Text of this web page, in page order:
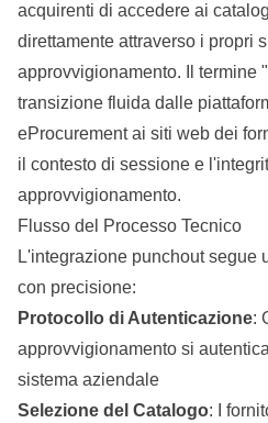
acquirenti di accedere ai
direttamente attraverso i propri
approvvigionamento. Il termine
transizione fluida dalle
eProcurement ai siti web dei
il contesto di sessione e
approvvigionamento.
Flusso del Processo Tecnico
L'integrazione punchout segue
con precisione:
Protocollo di Autenticazione:
approvvigionamento si
sistema aziendale
Selezione del Catalogo: I